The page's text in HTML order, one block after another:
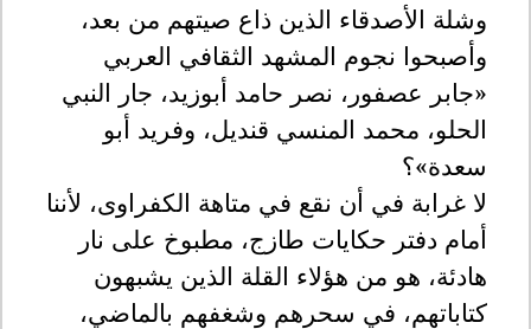
وشلة الأصدقاء الذين ذاع صيتهم من بعد،
وأصبحوا نجوم المشهد الثقافي العربي
«جابر عصفور، نصر حامد أبوزيد، جار النبي
الحلو، محمد المنسي قنديل، وفريد أبو
سعدة»؟
لا غرابة في أن نقع في متاهة الكفراوى، لأننا
أمام دفتر حكايات طازج، مطبوخ على نار
هادئة، هو من هؤلاء القلة الذين يشبهون
كتاباتهم، في سحرهم وشغفهم بالماضي،